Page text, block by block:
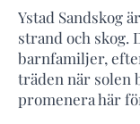
Ystad Sandskog
strand och skog.
barnfamiljer,
träden när solen
promenera här